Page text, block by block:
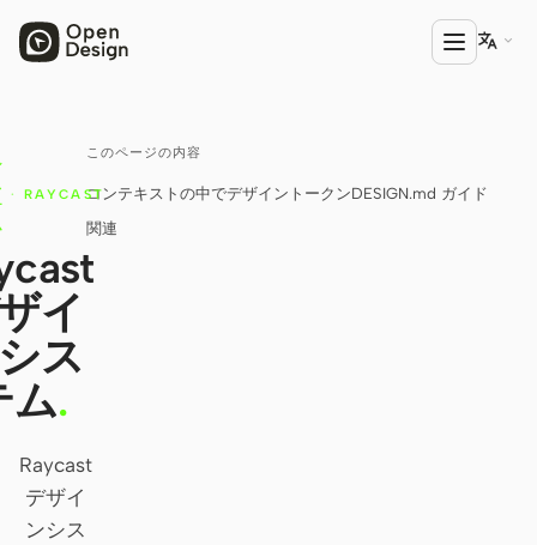
プロダクト
Open Design
HTML Video
Codex Slides
Codex
Cursor Agent

このページの内容
コンテキストの中でデザイントークンDESIGN.md ガイド
関連
· RAYCAST
イ
ス
ム.
Raycast
デザイ
ンシス